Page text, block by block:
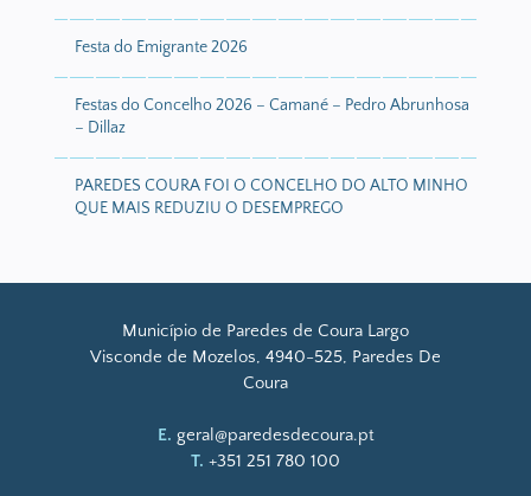
Festa do Emigrante 2026
Festas do Concelho 2026 – Camané – Pedro Abrunhosa
– Dillaz
PAREDES COURA FOI O CONCELHO DO ALTO MINHO
QUE MAIS REDUZIU O DESEMPREGO
Município de Paredes de Coura Largo
Visconde de Mozelos, 4940-525, Paredes De
Coura
E. geral@paredesdecoura.pt
T. +351 251 780 100